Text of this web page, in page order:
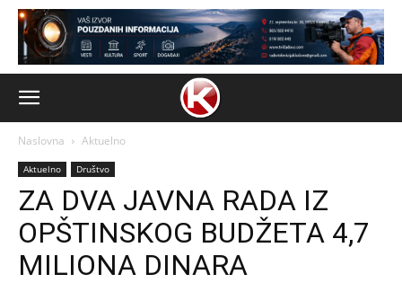
Naslovna Aktuelno
Aktuelno Društvo
ZA DVA JAVNA RADA IZ
OPŠTINSKOG BUDŽETA 4,7
MILIONA DINARA